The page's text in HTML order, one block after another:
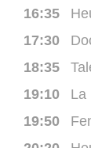
16:35
17:30
18:35
19:10La
19:50